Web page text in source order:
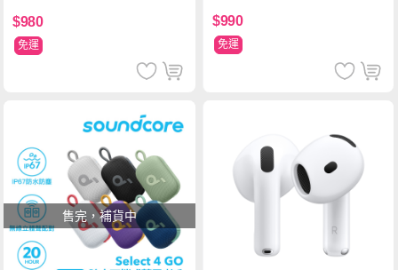
$980
免運
$990
免運
售完，補貨中